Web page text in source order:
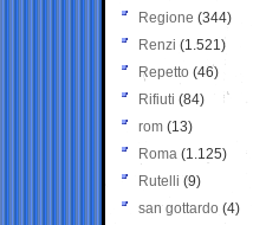
Regione (344)
Renzi (1.521)
Repetto (46)
Rifiuti (84)
rom (13)
Roma (1.125)
Rutelli (9)
san gottardo (4)